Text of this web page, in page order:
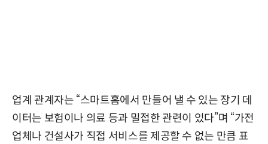
업계 관계자는 “스마트홈에서 만들어 낼 수 있는 장기 데
이터는 보험이나 의료 등과 밀접한 관련이 있다”며 “가전
업체나 건설사가 직접 서비스를 제공할 수 없는 만큼 표